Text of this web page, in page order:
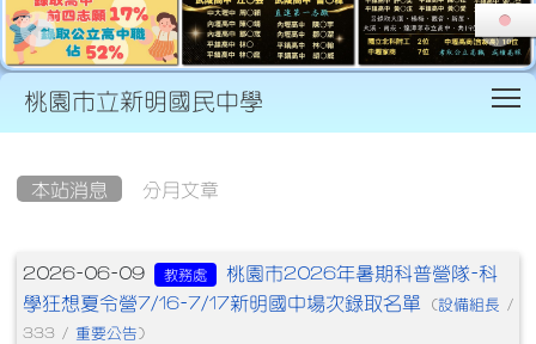
桃園市立新明國民中學
本站消息 分月文章
文章列表
2026-06-09 教務處
桃園市2026年暑期科普營隊-科
學狂想夏令營7/16-7/17新明國中場次錄取名單
(設備組長 /
333 / 重要公告 )